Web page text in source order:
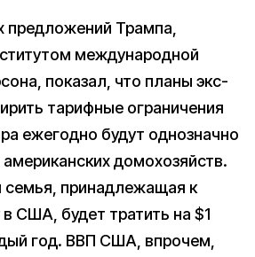
предложений Трампа,
международной
показал, что планы экс-
тарифные ограничения
ежегодно будут однозначно
домохозяйств.
семья, принадлежащая к
США, будет тратить на $1
год. ВВП США, впрочем,